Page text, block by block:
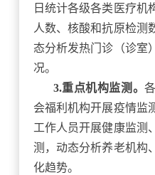
日统计各级各类医疗机
人数、核酸和抗原检测
态分析发热门诊（诊室
况。
3.重点机构监测。
会福利机构开展疫情监
工作人员开展健康监测
测，动态分析养老机构
化趋势。